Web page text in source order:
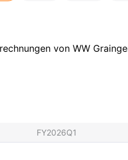
von WW
FY2026Q1